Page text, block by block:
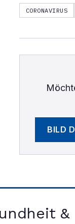
CORONAVIRUS
BILD
&